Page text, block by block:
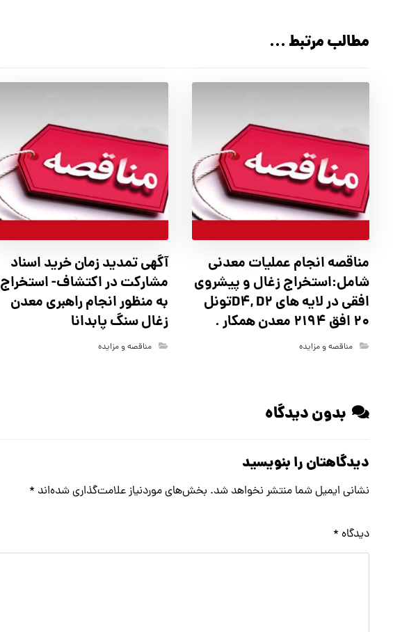
مطالب مرتبط ...
مناقصه انجام عملیات معدنی
شامل:استخراج زغال و پیشروی
افقی در لایه های D4, D2تونل
20 افق 2194 معدن همکار .
مناقصه و مزایده
آگهي تمدید زمان خرید اسناد
مشارکت در اکتشاف- استخراج
به منظور انجام راهبری معدن
زغال سنگ پابدانا
مناقصه و مزایده
بدون دیدگاه
دیدگاهتان را بنویسید
نشانی ایمیل شما منتشر نخواهد شد. بخش‌های موردنیاز علامت‌گذاری شده‌اند *
دیدگاه *